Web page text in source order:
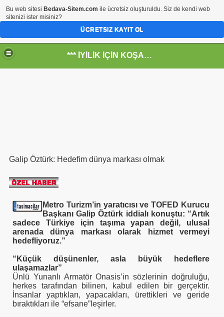
*** İYİLİK İÇİN KOŞANLARIN YERİ***
Galip Öztürk: Hedefim dünya markası olmak
Metro Turizm’in yaratıcısı ve TOFED Kurucu
Başkanı Galip Öztürk iddialı konuştu: “Artık
sadece Türkiye için taşıma yapan değil, ulusal
arenada dünya markası olarak hizmet vermeyi
hedefliyoruz.”
“Küçük düşünenler, asla büyük hedeflere
ulaşamazlar”
Ünlü Yunanlı Armatör Onasis’in sözlerinin doğruluğu,
herkes tarafından bilinen, kabul edilen bir gerçektir.
İnsanlar yaptıkları, yapacakları, ürettikleri ve geride
bıraktıkları ile “efsane”leşirler.
TOPKAR
Ne Yapar---
Birbirine Düşürme Oyunu
Vekilimize
Bu web sitesi Bedava-Sitem.com ile ücretsiz oluşturuldu. Siz de kendi web
sitenizi ister misiniz?
ÜCRETSIZ KAYIT OL